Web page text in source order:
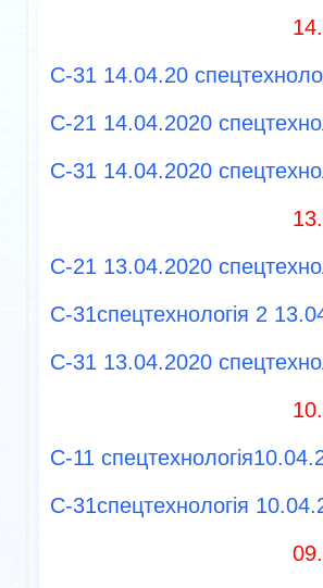
С-31 14.04.20
С-21 14.04.2020
С-31 14.04.2020
С-21 13.04.2020
С-31спецтехнологія 2
С-31 13.04.2020
С-11
С-31спецтехнологія